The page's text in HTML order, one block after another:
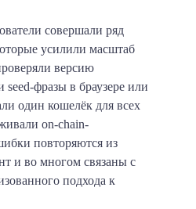
совершали ряд
усилили масштаб
версию
фразы в браузере или
один кошелёк для всех
on-chain-
повторяются из
и во многом связаны с
подхода к